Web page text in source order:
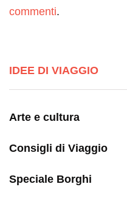
commenti.
IDEE DI VIAGGIO
Arte e cultura
Consigli di Viaggio
Speciale Borghi